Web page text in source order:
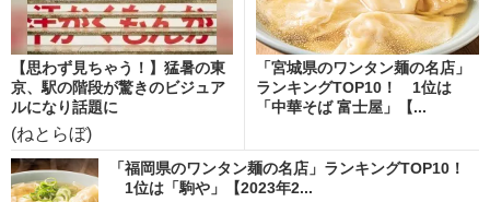
【思わず見ちゃう！】猛暑の東
京、駅の階段が驚きのビジュア
ルになり話題に
(ねとらぼ)
「宮城県のワンタン麺の名店」
ランキングTOP10！ 1位は
「中華そば 富士屋」【...
「福岡県のワンタン麺の名店」ランキングTOP10！
1位は「駒や」【2023年2...